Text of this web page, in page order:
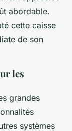
abordable.
cette caisse
de son
les
grandes
systèmes